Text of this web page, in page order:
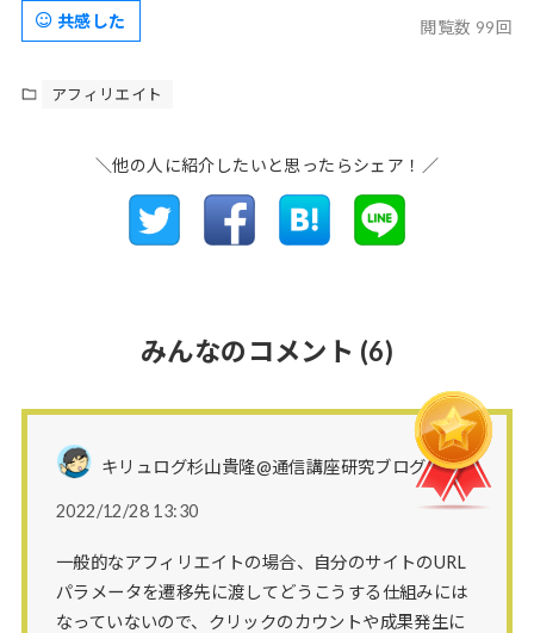
閲覧数 99回
共感した
アフィリエイト
＼他の人に紹介したいと思ったらシェア！／
みんなのコメント (6)
キリュログ杉山貴隆@通信講座研究ブログさん
2022/12/28 13:30
一般的なアフィリエイトの場合、自分のサイトのURL
パラメータを遷移先に渡してどうこうする仕組みには
なっていないので、クリックのカウントや成果発生に